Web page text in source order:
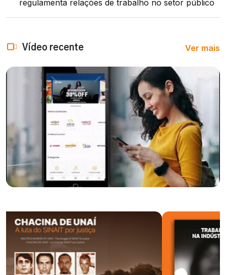
regulamenta relações de trabalho no setor público
Vídeo recente Ver mais